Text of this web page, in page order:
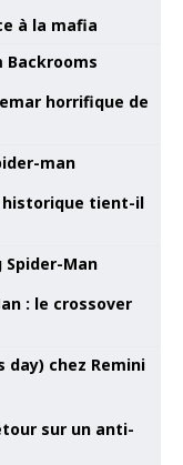
à la mafia
horrifique de
historique tient-il
: le crossover
sur un anti-